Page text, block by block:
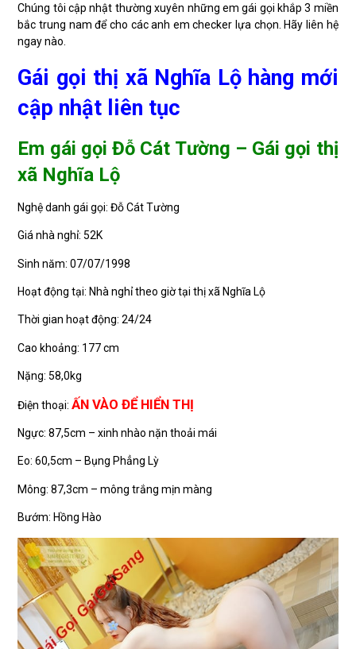
Chúng tôi cập nhật thường xuyên những em gái gọi khắp 3 miền
bắc trung nam để cho các anh em checker lựa chọn. Hãy liên hệ
ngay nào.
Gái gọi thị xã Nghĩa Lộ hàng mới
cập nhật liên tục
Em gái gọi Đỗ Cát Tường – Gái gọi thị
xã Nghĩa Lộ
Nghệ danh gái gọi: Đỗ Cát Tường
Giá nhà nghỉ: 52K
Sinh năm: 07/07/1998
Hoạt động tại: Nhà nghỉ theo giờ tại thị xã Nghĩa Lộ
Thời gian hoạt động: 24/24
Cao khoảng: 177 cm
Nặng: 58,0kg
Điện thoại:ẤN VÀO ĐỂ HIỂN THỊ
Ngực: 87,5cm – xinh nhào nặn thoải mái
Eo: 60,5cm – Bụng Phẳng Lỳ
Mông: 87,3cm – mông trắng mịn màng
Bướm: Hồng Hào